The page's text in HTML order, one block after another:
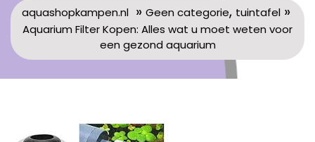
aquashopkampen.nl» Geen categorie, tuintafel»
Aquarium Filter Kopen: Alles wat u moet weten voor
een gezond aquarium